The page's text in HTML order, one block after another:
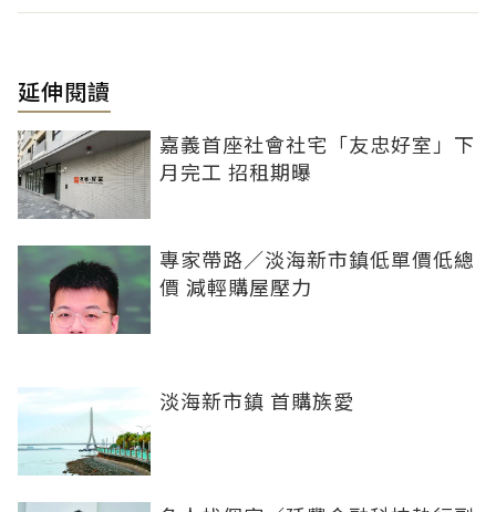
延伸閱讀
嘉義首座社會社宅「友忠好室」下
月完工 招租期曝
專家帶路／淡海新市鎮低單價低總
價 減輕購屋壓力
淡海新市鎮 首購族愛